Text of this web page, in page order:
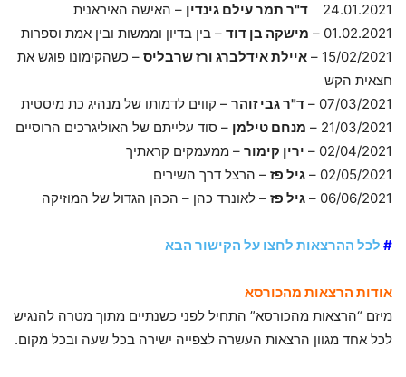
24.01.2021
ד"ר תמר עילם גינדין – האישה האיראנית
01.02.2021 –
מישקה בן דוד – בין בדיון וממשות ובין אמת וספרות
15/02/2021 –
איילת אידלברג ורז שרבליס – כשהקימונו פוגש את
חצאית הקש
07/03/2021 –
ד"ר גבי זוהר – קווים לדמותו של מנהיג כת מיסטית
21/03/2021 –
מנחם טילמן – סוד עלייתם של האוליגרכים הרוסיים
02/04/2021 –
ירין קימור – ממעמקים קראתיך
02/05/2021 –
גיל פז – הרצל דרך השירים
06/06/2021 –
גיל פז – לאונרד כהן – הכהן הגדול של המוזיקה
# לכל ההרצאות לחצו על הקישור הבא
אודות הרצאות מהכורסא
מיזם “הרצאות מהכורסא” התחיל לפני כשנתיים מתוך מטרה להנגיש
לכל אחד מגוון הרצאות העשרה לצפייה ישירה בכל שעה ובכל מקום.